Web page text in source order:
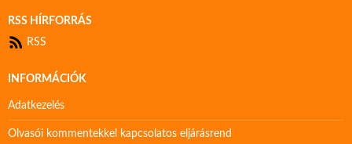
RSS HÍRFORRÁS
RSS
INFORMÁCIÓK
Adatkezelés
Olvasói kommentekkel kapcsolatos eljárásrend